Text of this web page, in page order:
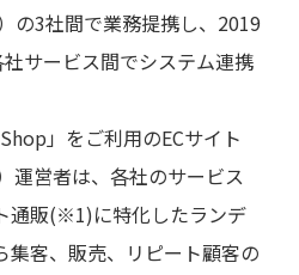
3社間で業務提携し、2019
サービス間でシステム連携
」をご利用のECサイト
運営者は、各社のサービス
通販(※1)に特化したランデ
集客、販売、リピート顧客の